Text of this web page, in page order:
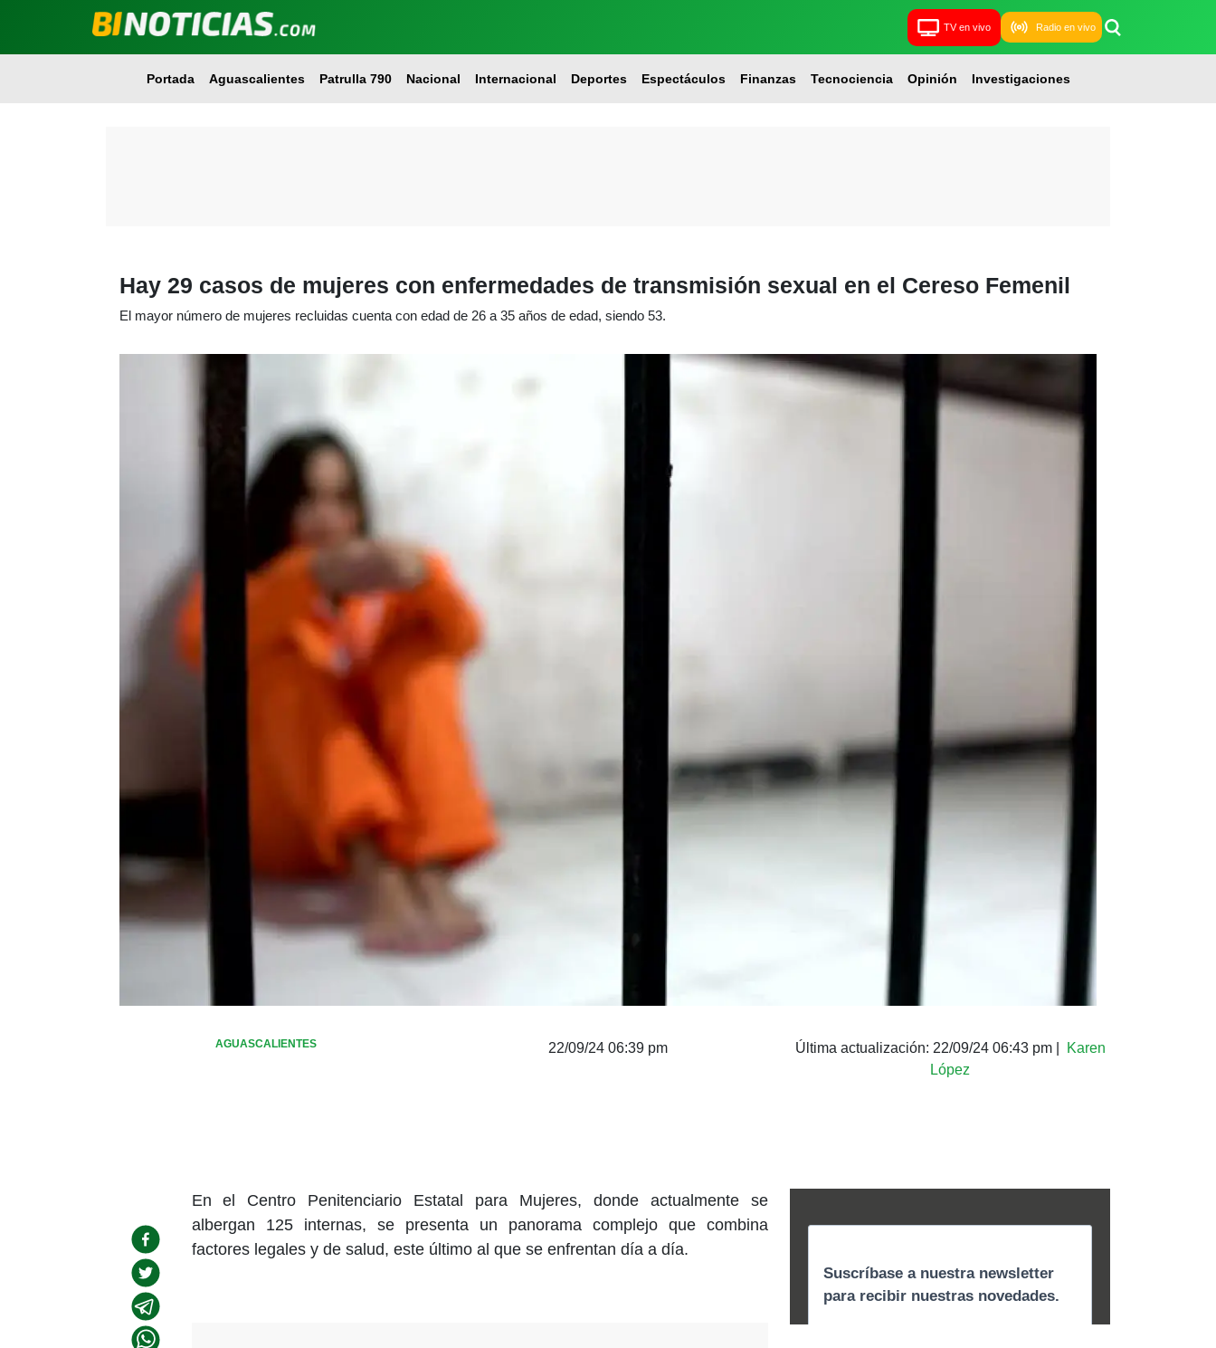
TV en vivo Radio en vivo
Portada Aguascalientes Patrulla 790 Nacional Internacional Deportes Espectáculos Finanzas Tecnociencia Opinión Investigaciones
Hay 29 casos de mujeres con enfermedades de transmisión sexual en el Cereso Femenil
El mayor número de mujeres recluidas cuenta con edad de 26 a 35 años de edad, siendo 53.
AGUASCALIENTES 22/09/24 06:39 pm Última actualización: 22/09/24 06:43 pm|
Karen
López
En el Centro Penitenciario Estatal para Mujeres, donde actualmente se
albergan 125 internas, se presenta un panorama complejo que combina
factores legales y de salud, este último al que se enfrentan día a día.